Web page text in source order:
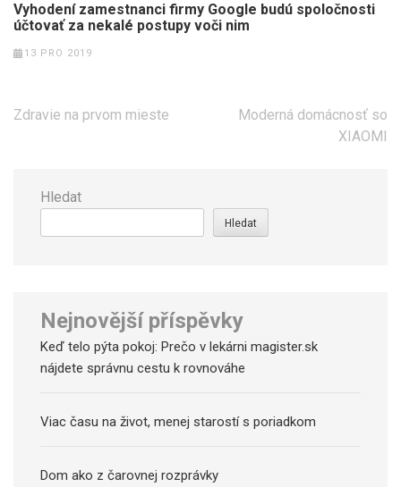
Vyhodení zamestnanci firmy Google budú spoločnosti
účtovať za nekalé postupy voči nim
13 PRO 2019
Navigace
Zdravie na prvom mieste
Moderná domácnosť so
XIAOMI
Hledat
Hledat
Nejnovější příspěvky
Keď telo pýta pokoj: Prečo v lekárni magister.sk
nájdete správnu cestu k rovnováhe
Viac času na život, menej starostí s poriadkom
Dom ako z čarovnej rozprávky